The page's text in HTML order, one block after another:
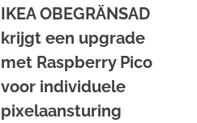
IKEA OBEGRÄNSAD
krijgt een upgrade
met Raspberry Pico
voor individuele
pixelaansturing